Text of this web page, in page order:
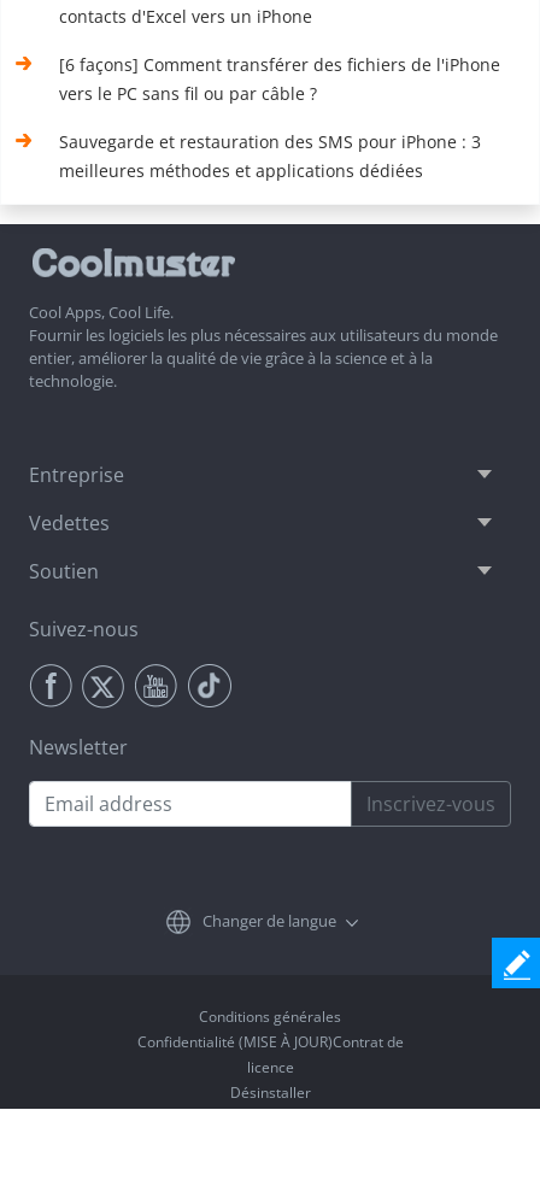
contacts d'Excel vers un iPhone
[6 façons] Comment transférer des fichiers de l'iPhone
vers le PC sans fil ou par câble ?
Sauvegarde et restauration des SMS pour iPhone : 3
meilleures méthodes et applications dédiées
Cool Apps, Cool Life.
Fournir les logiciels les plus nécessaires aux utilisateurs du monde
entier, améliorer la qualité de vie grâce à la science et à la
technologie.
Entreprise
Vedettes
Soutien
Suivez-nous
Newsletter
Inscrivez-vous
Changer de langue
Conditions générales
Confidentialité (MISE À JOUR)Contrat de
licence
Désinstaller